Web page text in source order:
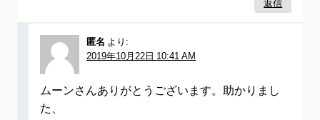
返信
匿名 より:
2019年10月22日 10:41 AM
ムーンさんありがとうございます。助かりまし
た、